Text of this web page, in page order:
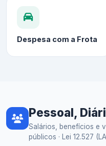
Despesa com a Frota
Pessoal,
Salários, benefícios e
públicos · Lei 12.527